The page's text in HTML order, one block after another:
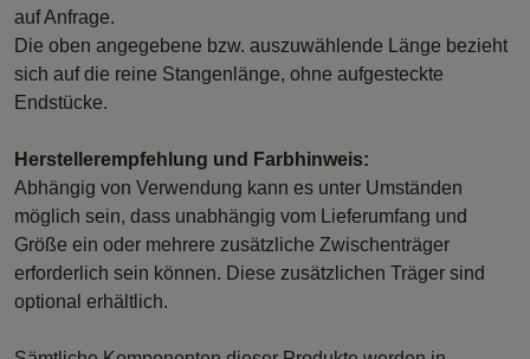
auf Anfrage.
Die oben angegebene bzw. auszuwählende Länge bezieht
sich auf die reine Stangenlänge, ohne aufgesteckte
Endstücke.
Herstellerempfehlung und Farbhinweis:
Abhängig von Verwendung kann es unter Umständen
möglich sein, dass unabhängig vom Lieferumfang und
Größe ein oder mehrere zusätzliche Zwischenträger
erforderlich sein können. Diese zusätzlichen Träger sind
optional erhältlich.